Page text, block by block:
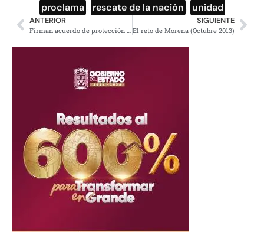
proclama rescate de la nación unidad
ANTERIOR SIGUIENTE
El reto de Morena (Octubre 2013)